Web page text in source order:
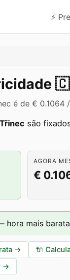
⚡️
é de € 0.1064
Třinec são
AGORA
€
hora mais
→ 🔌
→